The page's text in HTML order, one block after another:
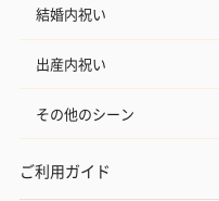
結婚内祝い
出産内祝い
その他のシーン
ご利用ガイド